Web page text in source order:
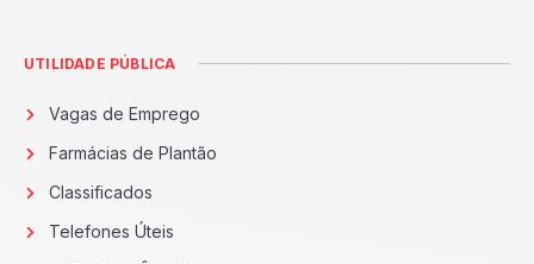
UTILIDADE PÚBLICA
Vagas de Emprego
Farmácias de Plantão
Classificados
Telefones Úteis